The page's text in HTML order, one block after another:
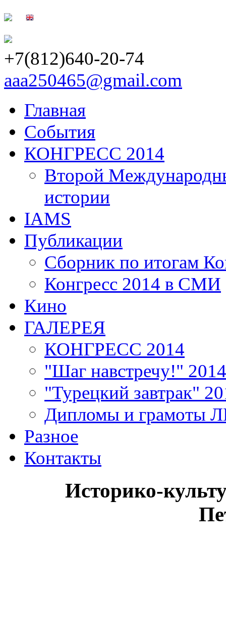
+7(812)640-20-74
aaa250465@gmail.com
Главная
События
КОНГРЕСС 2014
Второй
истории
IAMS
Публикации
Сборник по итогам
Конгресс 2014 в СМИ
Кино
ГАЛЕРЕЯ
КОНГРЕСС 2014
"Шаг навстречу!" 2014
"Турецкий завтрак"
Дипломы и грамоты
Разное
Контакты
Историко-